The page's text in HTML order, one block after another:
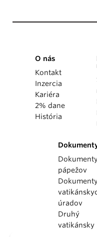
O nás
Kontakt
Inzercia
Kariéra
2% dane
História
pápežov
úradov
Druhý
vatikánsky